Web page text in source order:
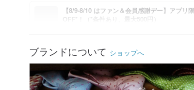
【8/9-8/10 はファン＆会員感謝デー】アプリ
OFF*！（*条件あり、最大500円）
ブランドについて ショップへ